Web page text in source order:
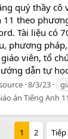
quý thầy cô
11 theo
Tài liệu có
phương
viên, tổ
dẫn tự
8/3/23
án Tiếng Anh 11
1 2 Tiếp